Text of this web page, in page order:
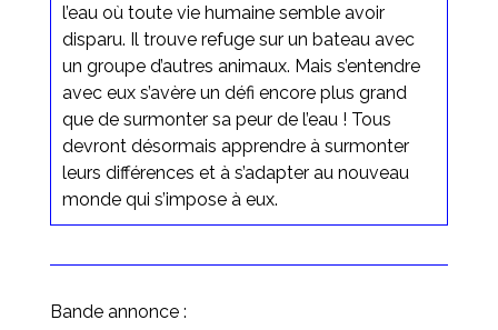
l’eau où toute vie humaine semble avoir
disparu. Il trouve refuge sur un bateau avec
un groupe d’autres animaux. Mais s’entendre
avec eux s’avère un défi encore plus grand
que de surmonter sa peur de l’eau ! Tous
devront désormais apprendre à surmonter
leurs différences et à s’adapter au nouveau
monde qui s’impose à eux.
Bande annonce :